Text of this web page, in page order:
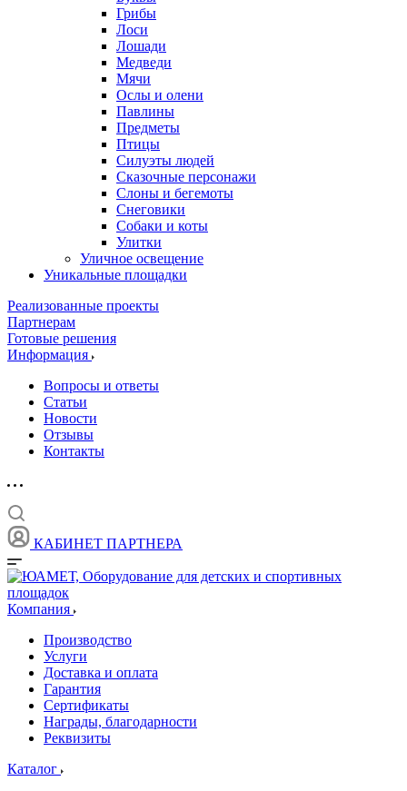
Грибы
Лоси
Лошади
Медведи
Мячи
Ослы и олени
Павлины
Предметы
Птицы
Силуэты людей
Сказочные персонажи
Слоны и бегемоты
Снеговики
Собаки и коты
Улитки
Уличное освещение
Уникальные площадки
Реализованные проекты
Партнерам
Готовые решения
Информация
Вопросы и ответы
Статьи
Новости
Отзывы
Контакты
КАБИНЕТ ПАРТНЕРА
Компания
Производство
Услуги
Доставка и оплата
Гарантия
Сертификаты
Награды, благодарности
Реквизиты
Каталог